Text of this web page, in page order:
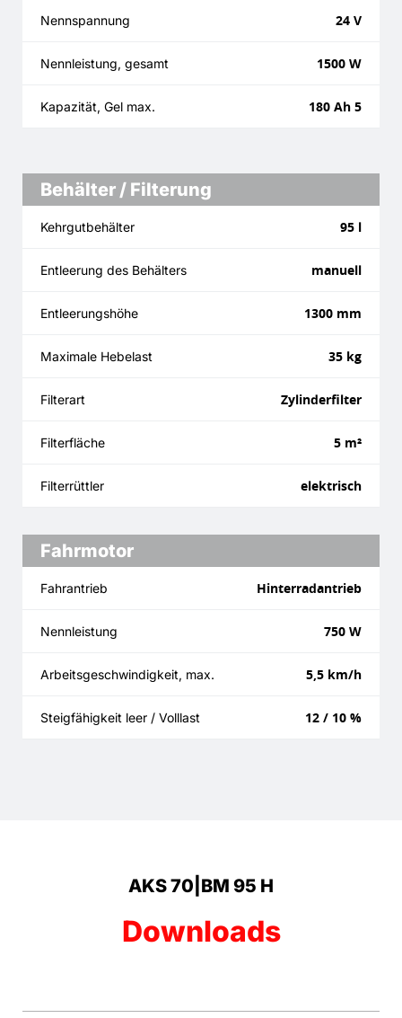
Nennspannung 24 V
Nennleistung, gesamt 1500 W
Kapazität, Gel max. 180 Ah 5
Behälter / Filterung
Kehrgutbehälter 95 l
Entleerung des Behälters manuell
Entleerungshöhe 1300 mm
Maximale Hebelast 35 kg
Filterart Zylinderfilter
Filterfläche 5 m²
Filterrüttler elektrisch
Fahrmotor
Fahrantrieb Hinterradantrieb
Nennleistung 750 W
Arbeitsgeschwindigkeit, max. 5,5 km/h
Steigfähigkeit leer / Volllast 12 / 10 %
AKS 70|BM 95 H
Downloads